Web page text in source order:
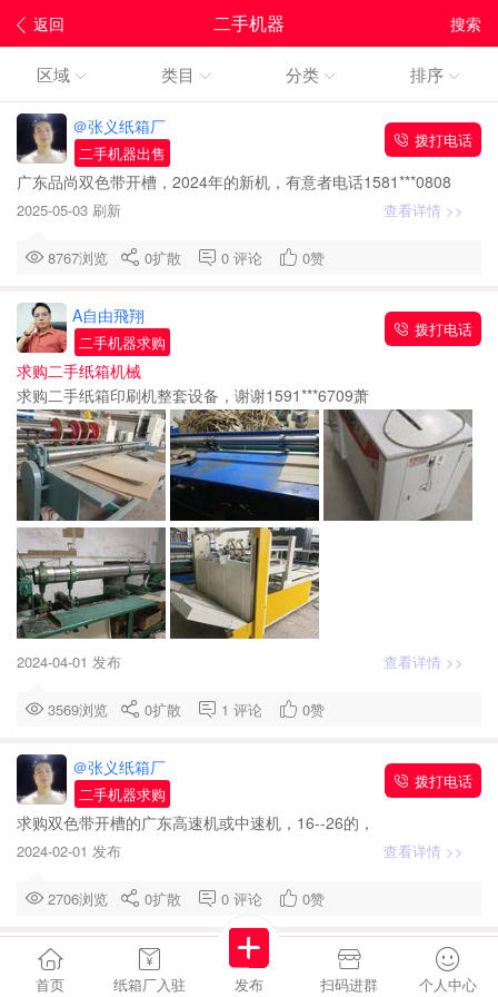
返回 搜索
二手机器
区域 类目 分类 排序
＠张义纸箱厂
二手机器出售
拨打电话
广东品尚双色带开槽，2024年的新机，有意者电话1581***0808
2025-05-03 刷新 查看详情 >>
8767浏览 0扩散 0 评论 0赞
A自由飛翔
二手机器求购
拨打电话
求购二手纸箱机械
求购二手纸箱印刷机整套设备，谢谢1591***6709萧
2024-04-01 发布 查看详情 >>
3569浏览 0扩散 1 评论 0赞
＠张义纸箱厂
二手机器求购
拨打电话
求购双色带开槽的广东高速机或中速机，16--26的，
2024-02-01 发布 查看详情 >>
2706浏览 0扩散 0 评论 0赞
二手机器求购
拨打电话
首页 纸箱厂入驻 发布 扫码进群 个人中心